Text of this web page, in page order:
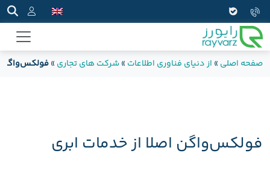
صفحه اصلی » از دنیای فناوری اطلاعات »شرکت های تجاری »فولکس‌واگن
فولکس‌واگن اصلا از خدمات ابری